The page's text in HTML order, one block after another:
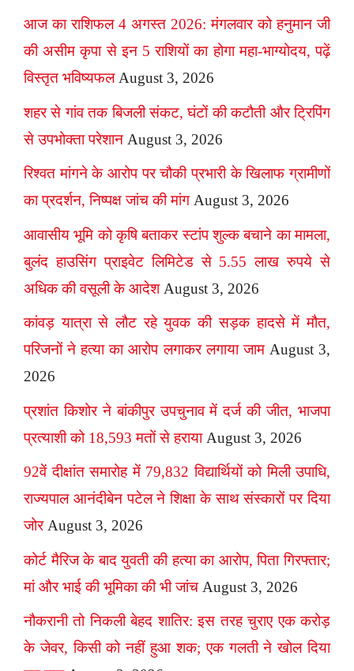
आज का राशिफल 4 अगस्त 2026: मंगलवार को हनुमान जी
की असीम कृपा से इन 5 राशियों का होगा महा-भाग्योदय, पढ़ें
विस्तृत भविष्यफल August 3, 2026
शहर से गांव तक बिजली संकट, घंटों की कटौती और ट्रिपिंग
से उपभोक्ता परेशान August 3, 2026
रिश्वत मांगने के आरोप पर चौकी प्रभारी के खिलाफ ग्रामीणों
का प्रदर्शन, निष्पक्ष जांच की मांग August 3, 2026
आवासीय भूमि को कृषि बताकर स्टांप शुल्क बचाने का मामला,
बुलंद हाउसिंग प्राइवेट लिमिटेड से 5.55 लाख रुपये से
अधिक की वसूली के आदेश August 3, 2026
कांवड़ यात्रा से लौट रहे युवक की सड़क हादसे में मौत,
परिजनों ने हत्या का आरोप लगाकर लगाया जाम August 3,
2026
प्रशांत किशोर ने बांकीपुर उपचुनाव में दर्ज की जीत, भाजपा
प्रत्याशी को 18,593 मतों से हराया August 3, 2026
92वें दीक्षांत समारोह में 79,832 विद्यार्थियों को मिली उपाधि,
राज्यपाल आनंदीबेन पटेल ने शिक्षा के साथ संस्कारों पर दिया
जोर August 3, 2026
कोर्ट मैरिज के बाद युवती की हत्या का आरोप, पिता गिरफ्तार;
मां और भाई की भूमिका की भी जांच August 3, 2026
नौकरानी तो निकली बेहद शातिर: इस तरह चुराए एक करोड़
के जेवर, किसी को नहीं हुआ शक; एक गलती ने खोल दिया